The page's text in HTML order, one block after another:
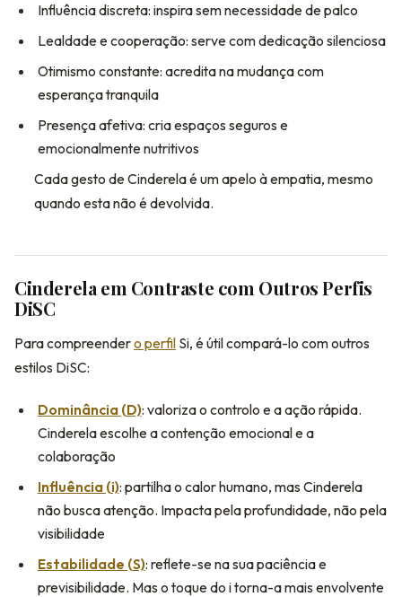
Influência discreta: inspira sem necessidade de palco
Lealdade e cooperação: serve com dedicação silenciosa
Otimismo constante: acredita na mudança com
esperança tranquila
Presença afetiva: cria espaços seguros e
emocionalmente nutritivos
Cada gesto de Cinderela é um apelo à empatia, mesmo
quando esta não é devolvida.
Cinderela em Contraste com Outros Perfis
DiSC
Para compreendero perfil Si, é útil compará-lo com outros
estilos DiSC:
Dominância (D): valoriza o controlo e a ação rápida.
Cinderela escolhe a contenção emocional e a
colaboração
Influência (i): partilha o calor humano, mas Cinderela
não busca atenção. Impacta pela profundidade, não pela
visibilidade
Estabilidade (S): reflete-se na sua paciência e
previsibilidade. Mas o toque do i torna-a mais envolvente